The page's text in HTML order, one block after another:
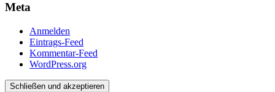
Meta
Anmelden
Eintrags-Feed
Kommentar-Feed
WordPress.org